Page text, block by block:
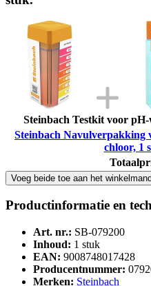
Steinbach Testkit voor
Steinbach Navulverpakking
chloor, 1
Voeg beide toe aan het
Productinformatie en
Art. nr.: SB-079200
Inhoud: 1 stuk
EAN: 9008748017428
Producentnummer:
Merken: Steinbach